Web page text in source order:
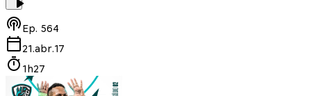
Ep. 564
21.abr.17
1h27